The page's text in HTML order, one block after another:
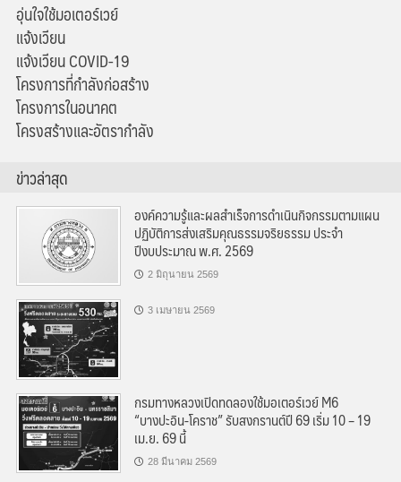
อุ่นใจใช้มอเตอร์เวย์
แจ้งเวียน
แจ้งเวียน COVID-19
โครงการที่กำลังก่อสร้าง
โครงการในอนาคต
โครงสร้างและอัตรากำลัง
ข่าวล่าสุด
องค์ความรู้และผลสำเร็จการดำเนินกิจกรรมตามแผน
ปฏิบัติการส่งเสริมคุณธรรมจริยธรรม ประจำ
ปีงบประมาณ พ.ศ. 2569
2 มิถุนายน 2569
3 เมษายน 2569
กรมทางหลวงเปิดทดลองใช้มอเตอร์เวย์ M6
“บางปะอิน-โคราช” รับสงกรานต์ปี 69 เริ่ม 10 – 19
เม.ย. 69 นี้
28 มีนาคม 2569